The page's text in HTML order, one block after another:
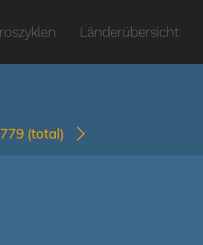
Länderübersicht
(total)